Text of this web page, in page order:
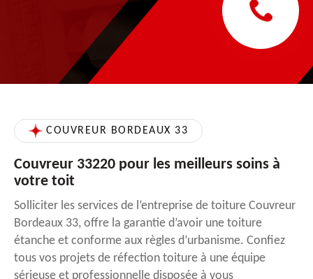
COUVREUR BORDEAUX 33
Couvreur 33220 pour les meilleurs soins à
votre toit
Solliciter les services de l’entreprise de toiture Couvreur
Bordeaux 33, offre la garantie d’avoir une toiture
étanche et conforme aux règles d’urbanisme. Confiez
tous vos projets de réfection toiture à une équipe
sérieuse et professionnelle disposée à vous